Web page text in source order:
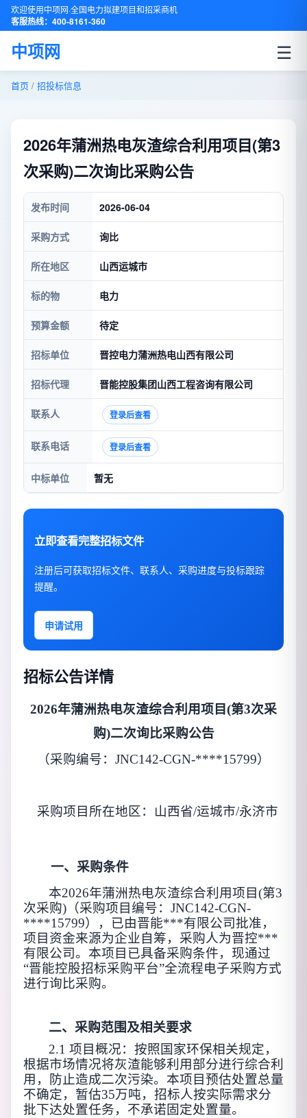
欢迎使用中项网·全国电力拟建项目和招采商机
客服热线：400-8161-360
中项网 ☰
首页 / 招投标信息
2026年蒲洲热电灰渣综合利用项目(第3
次采购)二次询比采购公告
发布时间 2026-06-04
采购方式 询比
所在地区 山西运城市
标的物 电力
预算金额 待定
招标单位 晋控电力蒲洲热电山西有限公司
招标代理 晋能控股集团山西工程咨询有限公司
联系人 登录后查看
联系电话 登录后查看
中标单位 暂无
立即查看完整招标文件
注册后可获取招标文件、联系人、采购进度与投标跟踪
提醒。
申请试用
招标公告详情
2026年蒲洲热电灰渣综合利用项目(第3次采
购)二次询比采购公告
（采购编号：JNC142-CGN-****15799）
采购项目所在地区： 山西省/运城市/永济市
一、采购条件
本2026年蒲洲热电灰渣综合利用项目(第3
次采购) （采购项目编号： JNC142-CGN-
****15799），已由晋能***有限公司批准，
项目资金来源为企业自筹，采购人为晋控***
有限公司。本项目已具备采购条件，现通过
“晋能控股招标采购平台”全流程电子采购方式
进行询比采购。
二、采购范围及相关要求
2.1 项目概况：按照国家环保相关规定，
根据市场情况将灰渣能够利用部分进行综合利
用，防止造成二次污染。本项目预估处置总量
不确定，暂估35万吨，招标人按实际需求分
批下达处置任务，不承诺固定处置量。